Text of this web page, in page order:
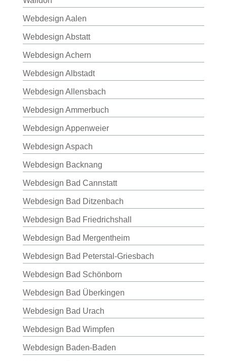
Webdesign Aalen
Webdesign Abstatt
Webdesign Achern
Webdesign Albstadt
Webdesign Allensbach
Webdesign Ammerbuch
Webdesign Appenweier
Webdesign Aspach
Webdesign Backnang
Webdesign Bad Cannstatt
Webdesign Bad Ditzenbach
Webdesign Bad Friedrichshall
Webdesign Bad Mergentheim
Webdesign Bad Peterstal-Griesbach
Webdesign Bad Schönborn
Webdesign Bad Überkingen
Webdesign Bad Urach
Webdesign Bad Wimpfen
Webdesign Baden-Baden